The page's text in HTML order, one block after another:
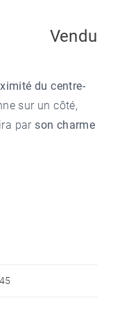
Vendu
du centre-
sur un côté,
parson charme
une cuisine. A
une